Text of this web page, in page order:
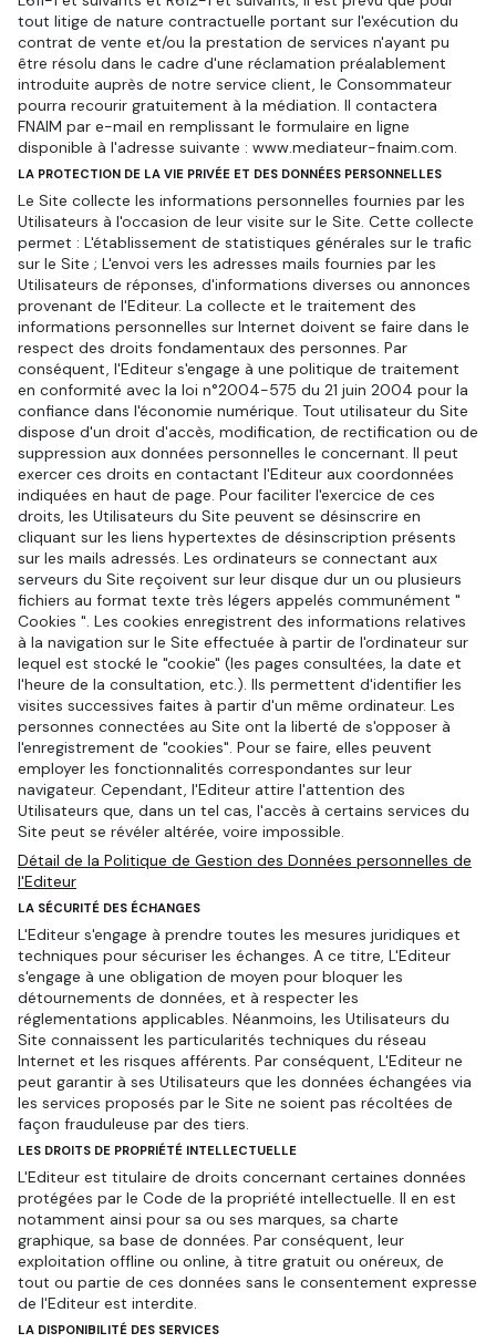
tout litige de nature contractuelle portant sur l'exécution du
contrat de vente et/ou la prestation de services n'ayant pu
être résolu dans le cadre d'une réclamation préalablement
introduite auprès de notre service client, le Consommateur
pourra recourir gratuitement à la médiation. Il contactera
FNAIM par e-mail en remplissant le formulaire en ligne
disponible à l'adresse suivante : www.mediateur-fnaim.com.
LA PROTECTION DE LA VIE PRIVÉE ET DES DONNÉES PERSONNELLES
Le Site collecte les informations personnelles fournies par les
Utilisateurs à l'occasion de leur visite sur le Site. Cette collecte
permet : L'établissement de statistiques générales sur le trafic
sur le Site ; L'envoi vers les adresses mails fournies par les
Utilisateurs de réponses, d'informations diverses ou annonces
provenant de l'Editeur. La collecte et le traitement des
informations personnelles sur Internet doivent se faire dans le
respect des droits fondamentaux des personnes. Par
conséquent, l'Editeur s'engage à une politique de traitement
en conformité avec la loi n°2004-575 du 21 juin 2004 pour la
confiance dans l'économie numérique. Tout utilisateur du Site
dispose d'un droit d'accès, modification, de rectification ou de
suppression aux données personnelles le concernant. Il peut
exercer ces droits en contactant l'Editeur aux coordonnées
indiquées en haut de page. Pour faciliter l'exercice de ces
droits, les Utilisateurs du Site peuvent se désinscrire en
cliquant sur les liens hypertextes de désinscription présents
sur les mails adressés. Les ordinateurs se connectant aux
serveurs du Site reçoivent sur leur disque dur un ou plusieurs
fichiers au format texte très légers appelés communément "
Cookies ". Les cookies enregistrent des informations relatives
à la navigation sur le Site effectuée à partir de l'ordinateur sur
lequel est stocké le "cookie" (les pages consultées, la date et
l'heure de la consultation, etc.). Ils permettent d'identifier les
visites successives faites à partir d'un même ordinateur. Les
personnes connectées au Site ont la liberté de s'opposer à
l'enregistrement de "cookies". Pour se faire, elles peuvent
employer les fonctionnalités correspondantes sur leur
navigateur. Cependant, l'Editeur attire l'attention des
Utilisateurs que, dans un tel cas, l'accès à certains services du
Site peut se révéler altérée, voire impossible.
Détail de la Politique de Gestion des Données personnelles de
l'Editeur
LA SÉCURITÉ DES ÉCHANGES
L'Editeur s'engage à prendre toutes les mesures juridiques et
techniques pour sécuriser les échanges. A ce titre, L'Editeur
s'engage à une obligation de moyen pour bloquer les
détournements de données, et à respecter les
réglementations applicables. Néanmoins, les Utilisateurs du
Site connaissent les particularités techniques du réseau
Internet et les risques afférents. Par conséquent, L'Editeur ne
peut garantir à ses Utilisateurs que les données échangées via
les services proposés par le Site ne soient pas récoltées de
façon frauduleuse par des tiers.
LES DROITS DE PROPRIÉTÉ INTELLECTUELLE
L'Editeur est titulaire de droits concernant certaines données
protégées par le Code de la propriété intellectuelle. Il en est
notamment ainsi pour sa ou ses marques, sa charte
graphique, sa base de données. Par conséquent, leur
exploitation offline ou online, à titre gratuit ou onéreux, de
tout ou partie de ces données sans le consentement expresse
de l'Editeur est interdite.
LA DISPONIBILITÉ DES SERVICES